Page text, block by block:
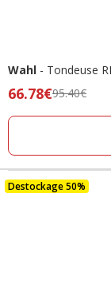
Wahl - Tondeuse
Prix
précédent
prix
final
66.78€
66.78€95.40€
Destockage 50%